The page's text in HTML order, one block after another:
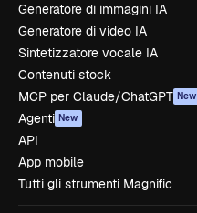
Generatore di immagini IA
Generatore di video IA
Sintetizzatore vocale IA
Contenuti stock
MCP per Claude/ChatGPT New
Agenti New
API
App mobile
Tutti gli strumenti Magnific